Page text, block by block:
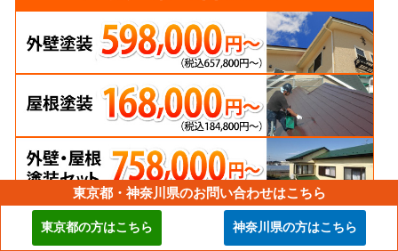
東京都・神奈川県のお問い合わせはこちら
東京都の方はこちら 神奈川県の方はこちら